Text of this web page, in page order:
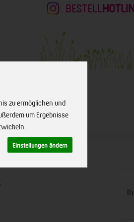
zu ermöglichen und
um Ergebnisse
Einstellungen ändern
BESTELL